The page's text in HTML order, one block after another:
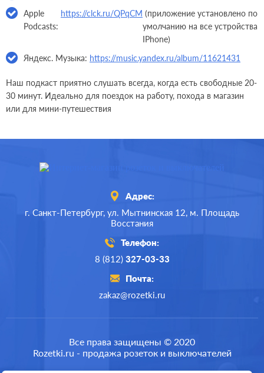
Apple
Podcasts:
https://clck.ru/QPqCM (приложение установлено по
умолчанию на все устройства
IPhone)
Яндекс. Музыка: https://music.yandex.ru/album/11621431
Наш подкаст приятно слушать всегда, когда есть свободные 20-
30 минут. Идеально для поездок на работу, похода в магазин
или для мини-путешествия
Адрес:
г. Санкт-Петербург, ул. Мытнинская 12, м. Площадь
Восстания
Телефон:
8 (812) 327-03-33
Почта:
zakaz@rozetki.ru
Все права защищены © 2020
Rozetki.ru - продажа розеток и выключателей